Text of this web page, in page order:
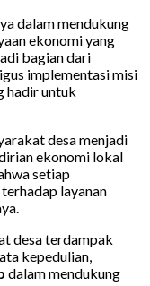
dalam mendukung
ekonomi yang
bagian dari
implementasi misi
hadir untuk
desa menjadi
ekonomi lokal
setiap
layanan
desa terdampak
kepedulian,
dalam mendukung